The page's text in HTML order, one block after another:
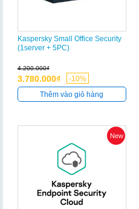
Kaspersky Small Office Security
(1server + 5PC)
4.200.000₫
3.780.000₫ -10%
Thêm vào giỏ hàng
New